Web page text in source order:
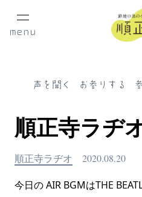
menu
声を聞く お参りする
順正寺ラヂ
順正寺ラヂオ 2020.08.20
今日の AIR BGMはTHE